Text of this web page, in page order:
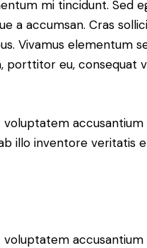
mi tincidunt. Sed
a accumsan. Cras
Vivamus elementum
porttitor eu, consequat
illo inventore veritatis